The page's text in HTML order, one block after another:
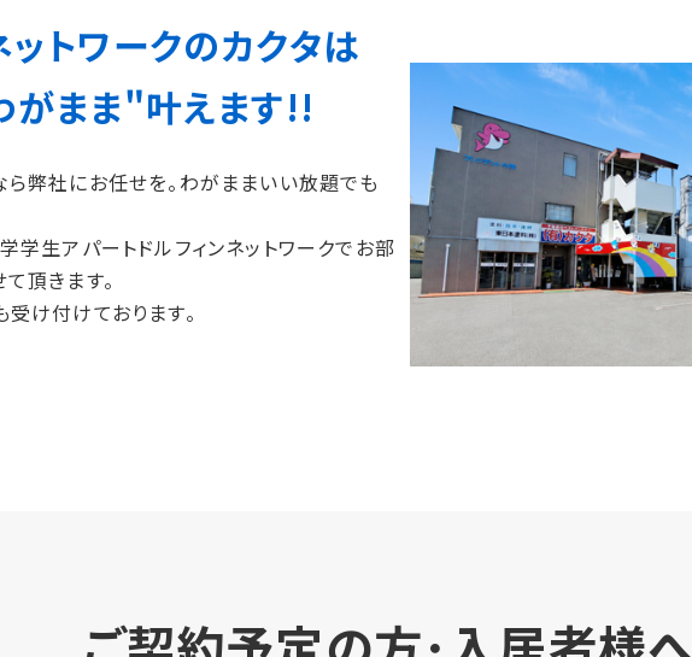
ットワークのカクタは
まま"叶えます!!
弊社にお任せを。わがままいい放題でも
学生アパートドルフィンネットワークでお部
頂きます。
け付けております。